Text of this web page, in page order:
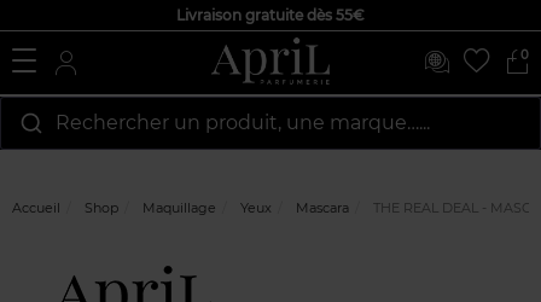
Livraison gratuite dès 55€
0
Rechercher un produit, une marque…...
Accueil Shop Maquillage Yeux Mascara THE REAL DEAL -